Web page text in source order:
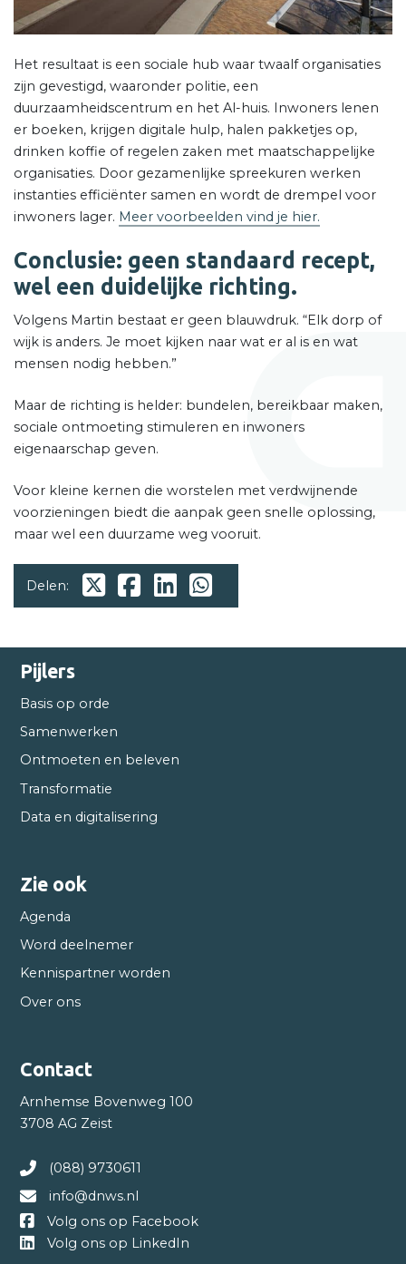
Het resultaat is een sociale hub waar twaalf organisaties
zijn gevestigd, waaronder politie, een
duurzaamheidscentrum en het Al-huis. Inwoners lenen
er boeken, krijgen digitale hulp, halen pakketjes op,
drinken koffie of regelen zaken met maatschappelijke
organisaties. Door gezamenlijke spreekuren werken
instanties efficiënter samen en wordt de drempel voor
inwoners lager. Meer voorbeelden vind je hier.
Conclusie: geen standaard recept,
wel een duidelijke richting.
Volgens Martin bestaat er geen blauwdruk. “Elk dorp of
wijk is anders. Je moet kijken naar wat er al is en wat
mensen nodig hebben.”
Maar de richting is helder: bundelen, bereikbaar maken,
sociale ontmoeting stimuleren en inwoners
eigenaarschap geven.
Voor kleine kernen die worstelen met verdwijnende
voorzieningen biedt die aanpak geen snelle oplossing,
maar wel een duurzame weg vooruit.
Delen:
Pijlers
Basis op orde
Samenwerken
Ontmoeten en beleven
Transformatie
Data en digitalisering
Zie ook
Agenda
Word deelnemer
Kennispartner worden
Over ons
Contact
Arnhemse Bovenweg 100
3708 AG Zeist
(088) 9730611
info@dnws.nl
Volg ons op Facebook
Volg ons op LinkedIn